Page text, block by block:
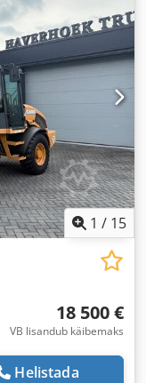
1 / 15
18 500 €
VB lisandub käibemaks
Helistada